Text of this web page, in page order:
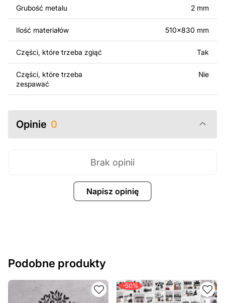
surowo zabronione.
Za dodatkową opłatą możemy dostosować projekt
albo wprowadzenie innych modyfikacji według Twoich
potrzeb. Jeśli potrzebujesz indywidualnego projektu
metalowego produktu, skontaktuj się z nami.
Jeśli masz jakiekolwiek pytania lub potrzebujesz
Grubość metalu 2 mm
Ilość materiałów 510x830 mm
Części, które trzeba zgiąć Tak
Części, które trzeba
zespawać
Nie
Opinie 0
Napisz opinię
Brak opinii
Podobne produkty
-50%